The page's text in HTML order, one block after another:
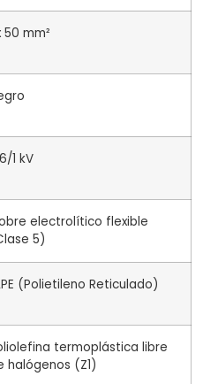
50 mm²
1 kV
electrolítico flexible
5)
(Polietileno Reticulado)
termoplástica libre
halógenos (Z1)